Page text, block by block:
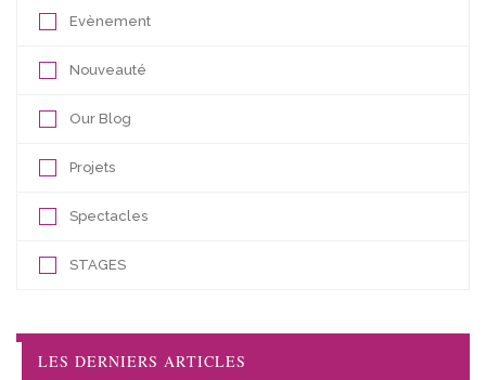
Evènement
Nouveauté
Our Blog
Projets
Spectacles
STAGES
LES DERNIERS ARTICLES